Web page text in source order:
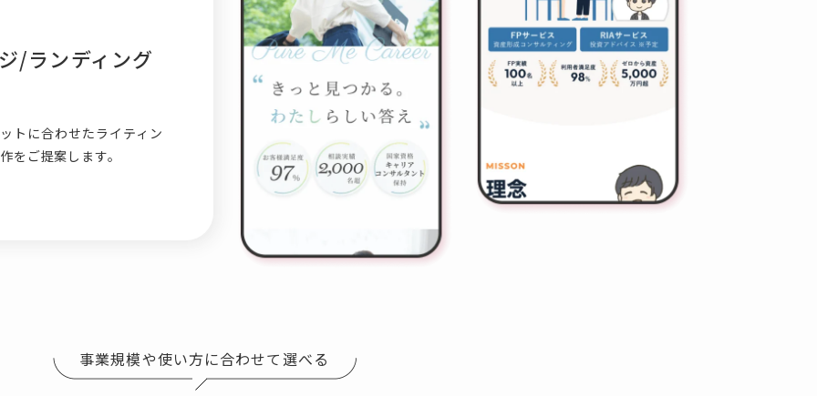
/ランディング
トに合わせたライティン
をご提案します。
事業規模や使い方に合わせて選べる